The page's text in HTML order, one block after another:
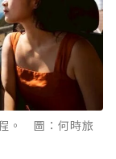
。 圖：何時旅